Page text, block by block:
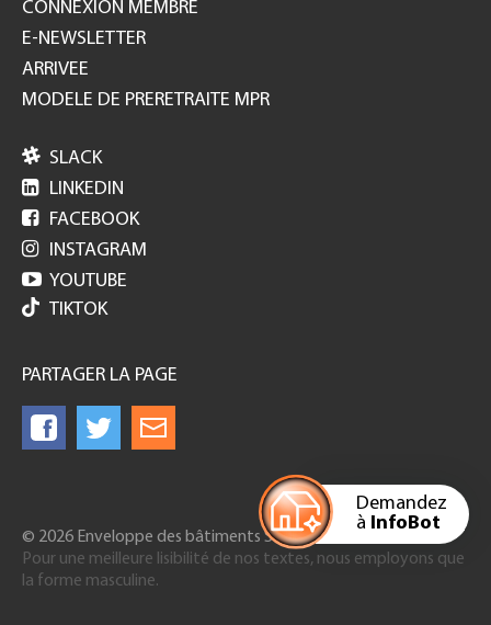
Demandez
à InfoBot
CONNEXION MEMBRE
E-NEWSLETTER
ARRIVEE
MODELE DE PRERETRAITE MPR
 SLACK
 LINKEDIN
 FACEBOOK
 INSTAGRAM
 YOUTUBE
TIKTOK
PARTAGER LA PAGE
© 2026 Enveloppe des bâtiments Suisse
Pour une meilleure lisibilité de nos textes, nous employons que
la forme masculine.